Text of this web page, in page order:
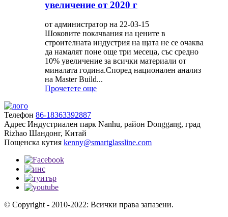
увеличение от 2020 г
от администратор на 22-03-15
Шоковите покачвания на цените в
строителната индустрия на щата не се очаква
да намалят поне още три месеца, със средно
10% увеличение за всички материали от
миналата година.Според национален анализ
на Master Build...
Прочетете още
Телефон 86-18363392887
Адрес Индустриален парк Nanhu, район Donggang, град
Rizhao Шандонг, Китай
Пощенска кутия kenny@smartglassline.com
© Copyright - 2010-2022: Всички права запазени.